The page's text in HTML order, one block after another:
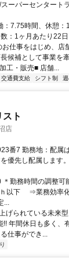
ーパーセンター
7.75時間、休憩：
：1ヶ月あたり22日
仕事をはじめ、店
候補として事業を
工・販売■ 店舗...
交通費支給 シフト制
ト
店
優先し配属します
。
勤務時間の調整可
以下 ⇒業務効率化
...
げられている未来
年間休日も多く、
仕事ができ...